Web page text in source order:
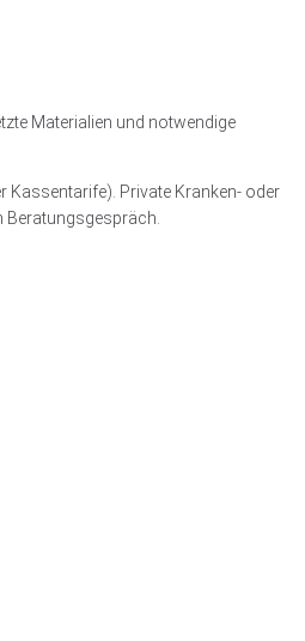
Materialien und notwendige
Kassentarife). Private Kranken- oder